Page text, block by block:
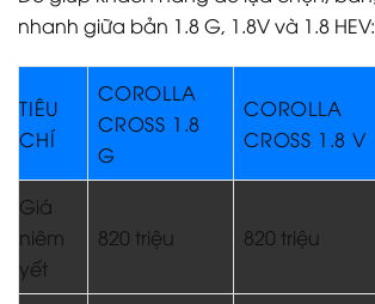
nhanh giữa bản 1.8 G, 1.8V và 1.8 HEV:
TIÊU
CHÍ
COROLLA
CROSS 1.8
G
COROLLA
CROSS 1.8 V
Giá
niêm
yết
820 triệu 820 triệu